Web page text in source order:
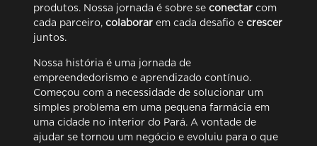
produtos. Nossa jornada é sobre se conectar com
cada parceiro, colaborar em cada desafio e crescer
juntos.
Nossa história é uma jornada de
empreendedorismo e aprendizado contínuo.
Começou com a necessidade de solucionar um
simples problema em uma pequena farmácia em
uma cidade no interior do Pará. A vontade de
ajudar se tornou um negócio e evoluiu para o que